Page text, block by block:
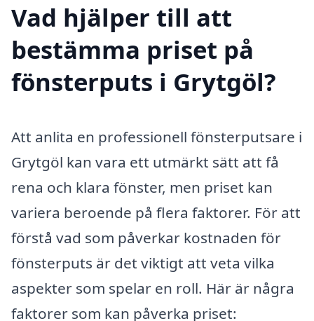
Vad hjälper till att
bestämma priset på
fönsterputs i Grytgöl?
Att anlita en professionell fönsterputsare i
Grytgöl kan vara ett utmärkt sätt att få
rena och klara fönster, men priset kan
variera beroende på flera faktorer. För att
förstå vad som påverkar kostnaden för
fönsterputs är det viktigt att veta vilka
aspekter som spelar en roll. Här är några
faktorer som kan påverka priset: